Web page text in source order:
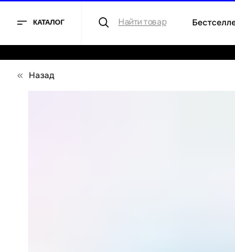
КАТАЛОГ Бестселлеры
Найти товар